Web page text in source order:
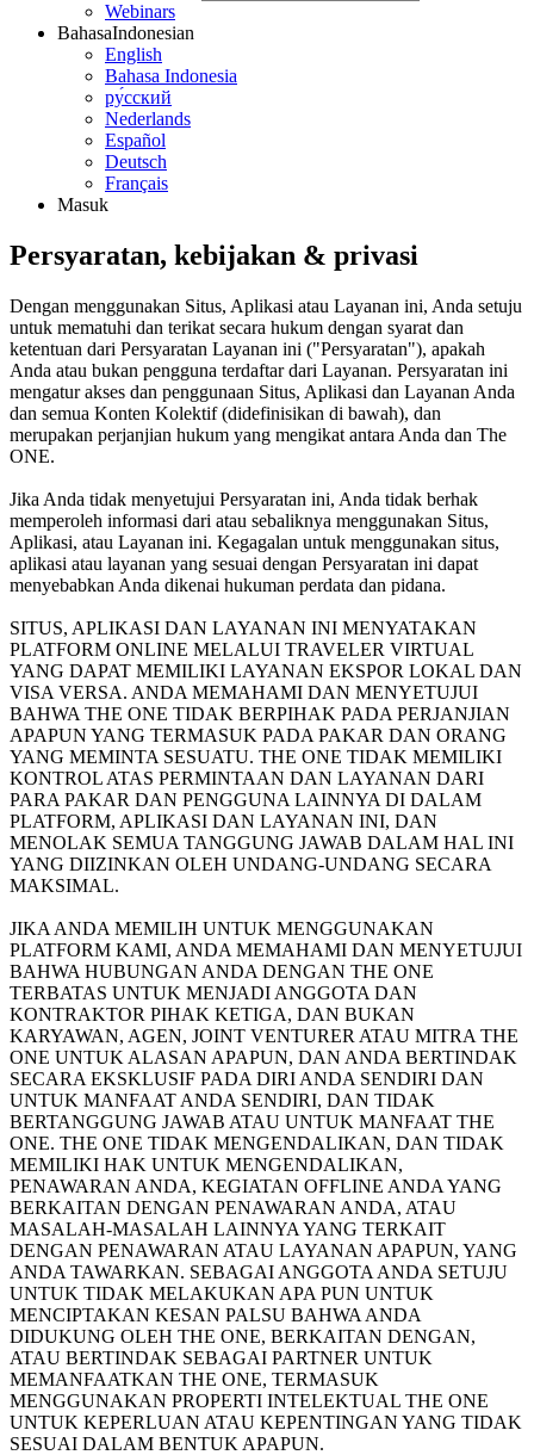
Webinars
BahasaIndonesian
English
Bahasa Indonesia
ру́сский
Nederlands
Español
Deutsch
Français
Masuk
Persyaratan, kebijakan & privasi
Dengan menggunakan Situs, Aplikasi atau Layanan ini, Anda setuju
untuk mematuhi dan terikat secara hukum dengan syarat dan
ketentuan dari Persyaratan Layanan ini ("Persyaratan"), apakah
Anda atau bukan pengguna terdaftar dari Layanan. Persyaratan ini
mengatur akses dan penggunaan Situs, Aplikasi dan Layanan Anda
dan semua Konten Kolektif (didefinisikan di bawah), dan
merupakan perjanjian hukum yang mengikat antara Anda dan The
ONE.
Jika Anda tidak menyetujui Persyaratan ini, Anda tidak berhak
memperoleh informasi dari atau sebaliknya menggunakan Situs,
Aplikasi, atau Layanan ini. Kegagalan untuk menggunakan situs,
aplikasi atau layanan yang sesuai dengan Persyaratan ini dapat
menyebabkan Anda dikenai hukuman perdata dan pidana.
SITUS, APLIKASI DAN LAYANAN INI MENYATAKAN
PLATFORM ONLINE MELALUI TRAVELER VIRTUAL
YANG DAPAT MEMILIKI LAYANAN EKSPOR LOKAL DAN
VISA VERSA. ANDA MEMAHAMI DAN MENYETUJUI
BAHWA THE ONE TIDAK BERPIHAK PADA PERJANJIAN
APAPUN YANG TERMASUK PADA PAKAR DAN ORANG
YANG MEMINTA SESUATU. THE ONE TIDAK MEMILIKI
KONTROL ATAS PERMINTAAN DAN LAYANAN DARI
PARA PAKAR DAN PENGGUNA LAINNYA DI DALAM
PLATFORM, APLIKASI DAN LAYANAN INI, DAN
MENOLAK SEMUA TANGGUNG JAWAB DALAM HAL INI
YANG DIIZINKAN OLEH UNDANG-UNDANG SECARA
MAKSIMAL.
JIKA ANDA MEMILIH UNTUK MENGGUNAKAN
PLATFORM KAMI, ANDA MEMAHAMI DAN MENYETUJUI
BAHWA HUBUNGAN ANDA DENGAN THE ONE
TERBATAS UNTUK MENJADI ANGGOTA DAN
KONTRAKTOR PIHAK KETIGA, DAN BUKAN
KARYAWAN, AGEN, JOINT VENTURER ATAU MITRA THE
ONE UNTUK ALASAN APAPUN, DAN ANDA BERTINDAK
SECARA EKSKLUSIF PADA DIRI ANDA SENDIRI DAN
UNTUK MANFAAT ANDA SENDIRI, DAN TIDAK
BERTANGGUNG JAWAB ATAU UNTUK MANFAAT THE
ONE. THE ONE TIDAK MENGENDALIKAN, DAN TIDAK
MEMILIKI HAK UNTUK MENGENDALIKAN,
PENAWARAN ANDA, KEGIATAN OFFLINE ANDA YANG
BERKAITAN DENGAN PENAWARAN ANDA, ATAU
MASALAH-MASALAH LAINNYA YANG TERKAIT
DENGAN PENAWARAN ATAU LAYANAN APAPUN, YANG
ANDA TAWARKAN. SEBAGAI ANGGOTA ANDA SETUJU
UNTUK TIDAK MELAKUKAN APA PUN UNTUK
MENCIPTAKAN KESAN PALSU BAHWA ANDA
DIDUKUNG OLEH THE ONE, BERKAITAN DENGAN,
ATAU BERTINDAK SEBAGAI PARTNER UNTUK
MEMANFAATKAN THE ONE, TERMASUK
MENGGUNAKAN PROPERTI INTELEKTUAL THE ONE
UNTUK KEPERLUAN ATAU KEPENTINGAN YANG TIDAK
SESUAI DALAM BENTUK APAPUN.